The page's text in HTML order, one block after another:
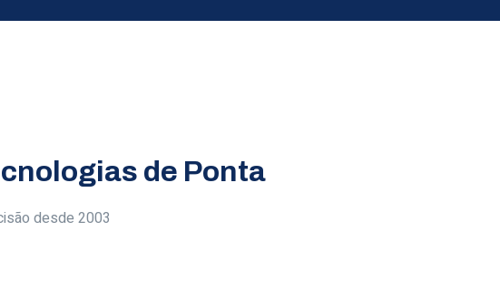
de Ponta
desde 2003